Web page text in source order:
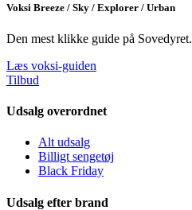
Voksi Breeze / Sky / Explorer / Urban
Den mest klikke guide på Sovedyret.
Læs voksi-guiden
Tilbud
Udsalg overordnet
Alt udsalg
Billigt sengetøj
Black Friday
Udsalg efter brand